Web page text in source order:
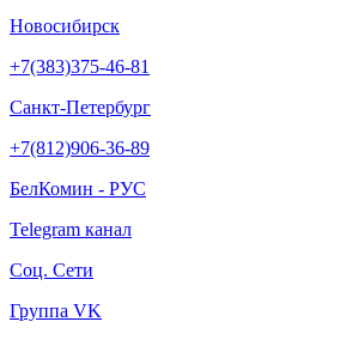
Новосибирск
+7(383)375-46-81
Санкт-Петербург
+7(812)906-36-89
БелКомин - РУС
Telegram канал
Соц. Сети
Группа VK